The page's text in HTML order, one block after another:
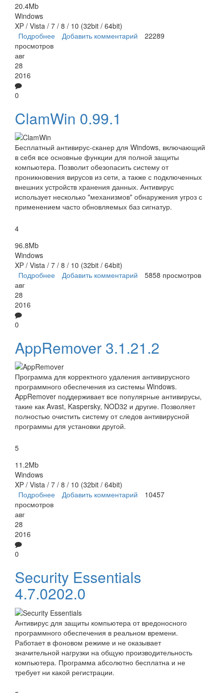
20.4Mb
Windows
XP / Vista / 7 / 8 / 10 (32bit / 64bit)
Подробнее о Ad-Aware Free Antivirus+
Добавить комментарий
22289
просмотров
авг
28
2016
0
ClamWin 0.99.1
Бесплатный антивирус-сканер для Windows, включающий
в себя все основные функции для полной защиты
компьютера. Позволит обезопасить систему от
проникновения вирусов из сети, а также с подключенных
внешних устройств хранения данных. Антивирус
использует несколько "механизмов" обнаружения угроз с
применением часто обновляемых баз сигнатур.
4
96.8Mb
Windows
XP / Vista / 7 / 8 / 10 (32bit / 64bit)
Подробнее о ClamWin
Добавить комментарий
5858 просмотров
авг
28
2016
0
AppRemover 3.1.21.2
Программа для корректного удаления антивирусного
программного обеспечения из системы Windows.
AppRemover поддерживает все популярные антивирусы,
такие как Avast, Kaspersky, NOD32 и другие. Позволяет
полностью очистить систему от следов антивирусной
программы для установки другой.
5
11.2Mb
Windows
XP / Vista / 7 / 8 / 10 (32bit / 64bit)
Подробнее о AppRemover
Добавить комментарий
10457
просмотров
авг
28
2016
0
Security Essentials
4.7.0202.0
Антивирус для защиты компьютера от вредоносного
программного обеспечения в реальном времени.
Работает в фоновом режиме и не оказывает
значительной нагрузки на общую производительность
компьютера. Программа абсолютно бесплатна и не
требует ни какой регистрации.